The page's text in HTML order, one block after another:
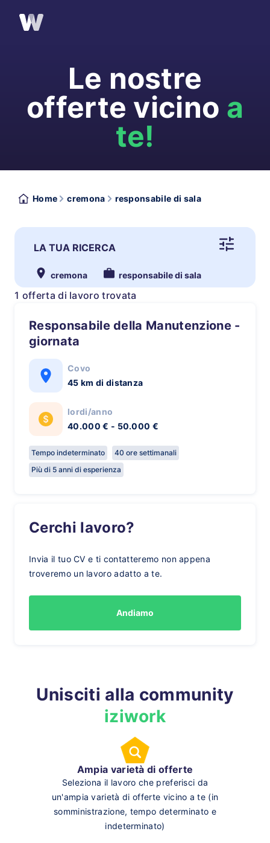
Le nostre
offerte vicino a
te!
Home cremona responsabile di sala
LA TUA RICERCA
cremona responsabile di sala
1 offerta di lavoro trovata
Responsabile della Manutenzione -
giornata
Covo
45 km di distanza
lordi/anno
40.000 € - 50.000 €
Tempo indeterminato
40 ore settimanali
Più di 5 anni di esperienza
Cerchi lavoro?
Invia il tuo CV e ti contatteremo non appena
troveremo un lavoro adatto a te.
Andiamo
Unisciti alla community
iziwork
Ampia varietà di offerte
Seleziona il lavoro che preferisci da
un'ampia varietà di offerte vicino a te (in
somministrazione, tempo determinato e
indeterminato)